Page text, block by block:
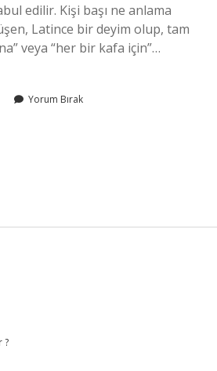
edilir. Kişi başı ne anlama
Latince bir deyim olup, tam
veya “her bir kafa için”…
Yorum Bırak
?